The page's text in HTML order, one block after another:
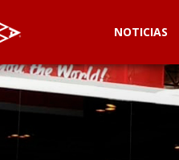
NOTICIAS